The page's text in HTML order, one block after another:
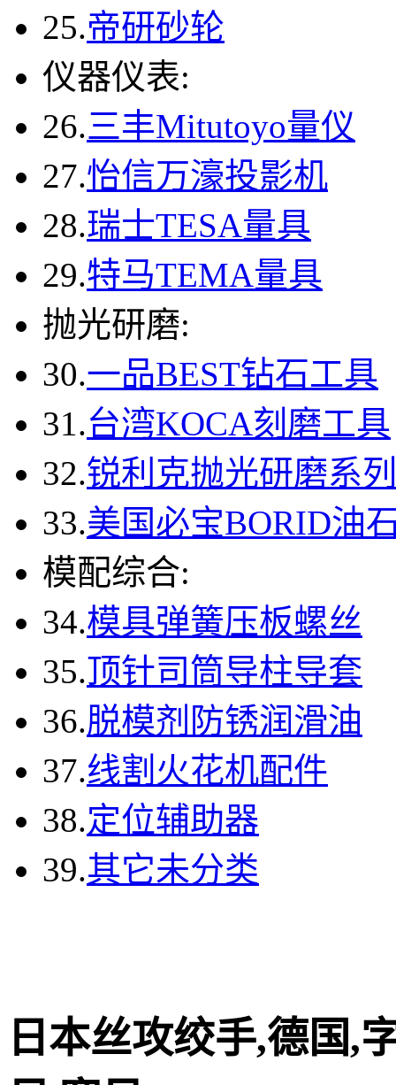
25.帝研砂轮
仪器仪表:
26.三丰Mitutoyo量仪
27.怡信万濠投影机
28.瑞士TESA量具
29.特马TEMA量具
抛光研磨:
30.一品BEST钻石工具
31.台湾KOCA刻磨工具
32.锐利克抛光研磨系列
33.美国必宝BORID油
模配综合:
34.模具弹簧压板螺丝
35.顶针司筒导柱导套
36.脱模剂防锈润滑油
37.线割火花机配件
38.定位辅助器
39.其它未分类
日本丝攻绞手,德国,